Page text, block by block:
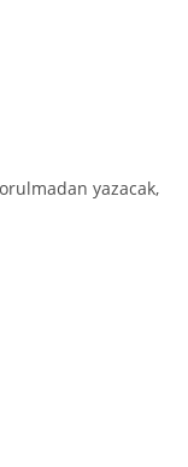
yazacak,